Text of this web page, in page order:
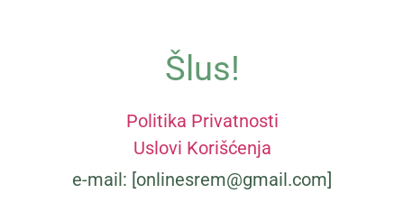
Politika Privatnosti
Uslovi Korišćenja
e-mail: [onlinesrem@gmail.com]
Šlus!